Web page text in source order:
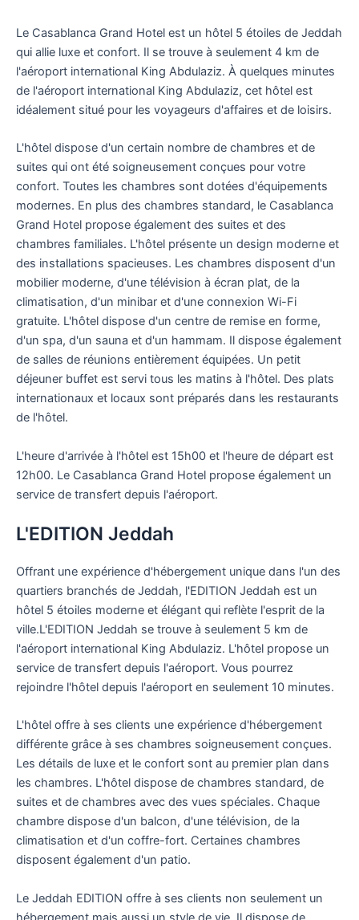
Le Casablanca Grand Hotel est un hôtel 5 étoiles de Jeddah
qui allie luxe et confort. Il se trouve à seulement 4 km de
l'aéroport international King Abdulaziz. À quelques minutes
de l'aéroport international King Abdulaziz, cet hôtel est
idéalement situé pour les voyageurs d'affaires et de loisirs.
L'hôtel dispose d'un certain nombre de chambres et de
suites qui ont été soigneusement conçues pour votre
confort. Toutes les chambres sont dotées d'équipements
modernes. En plus des chambres standard, le Casablanca
Grand Hotel propose également des suites et des
chambres familiales. L'hôtel présente un design moderne et
des installations spacieuses. Les chambres disposent d'un
mobilier moderne, d'une télévision à écran plat, de la
climatisation, d'un minibar et d'une connexion Wi-Fi
gratuite. L'hôtel dispose d'un centre de remise en forme,
d'un spa, d'un sauna et d'un hammam. Il dispose également
de salles de réunions entièrement équipées. Un petit
déjeuner buffet est servi tous les matins à l'hôtel. Des plats
internationaux et locaux sont préparés dans les restaurants
de l'hôtel.
L'heure d'arrivée à l'hôtel est 15h00 et l'heure de départ est
12h00. Le Casablanca Grand Hotel propose également un
service de transfert depuis l'aéroport.
L'EDITION Jeddah
Offrant une expérience d'hébergement unique dans l'un des
quartiers branchés de Jeddah, l'EDITION Jeddah est un
hôtel 5 étoiles moderne et élégant qui reflète l'esprit de la
ville.L'EDITION Jeddah se trouve à seulement 5 km de
l'aéroport international King Abdulaziz. L'hôtel propose un
service de transfert depuis l'aéroport. Vous pourrez
rejoindre l'hôtel depuis l'aéroport en seulement 10 minutes.
L'hôtel offre à ses clients une expérience d'hébergement
différente grâce à ses chambres soigneusement conçues.
Les détails de luxe et le confort sont au premier plan dans
les chambres. L'hôtel dispose de chambres standard, de
suites et de chambres avec des vues spéciales. Chaque
chambre dispose d'un balcon, d'une télévision, de la
climatisation et d'un coffre-fort. Certaines chambres
disposent également d'un patio.
Le Jeddah EDITION offre à ses clients non seulement un